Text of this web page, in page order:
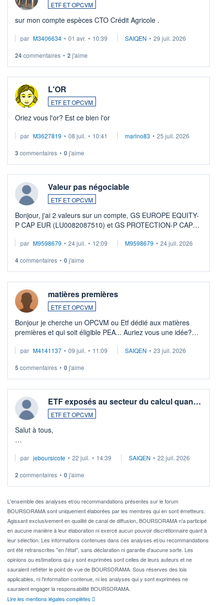
ETF ET OPCVM
sur mon compte espèces CTO Crédit Agricole .
par M3406634 • 01 avr. • 10:39 SAIQEN • 29 juil. 2026
24commentaires • 2 j'aime
L'OR
ETF ET OPCVM
Oriez vous l'or? Est ce bien l'or
par M3627819 • 08 juil. • 10:41 marino83 • 25 juil. 2026
3 commentaires • 0j'aime
Valeur pas négociable
ETF ET OPCVM
Bonjour, j'ai 2 valeurs sur un compte, GS EUROPE EQUITY-
P CAP EUR (LU0082087510) et GS PROTECTION-P CAP
veux procéder à la vente, on me signale ...
par M9598679 • 24 juil. • 12:09 M9598679 • 24 juil. 2026
4commentaires • 0j'aime
matières premières
ETF ET OPCVM
Bonjour je cherche un OPCVM ou Etf dédié aux matières
premières et qui soit éligible PEA... Auriez vous une idée?
par M4141137 • 09 juil. • 11:09 SAIQEN • 23 juil. 2026
5 commentaires • 0j'aime
ETF exposés au secteur du calcul quan…
ETF ET OPCVM
Salut à tous,
via un ETF plutôt que des actions individuelles.
Idéalement, je voudrais qu'il soit éligible au PEA.
Pour l' ...
par jeboursicote • 22 juil. • 14:39 SAIQEN • 22 juil. 2026
2 commentaires • 0j'aime
L'ensemble des analyses et/ou recommandations présentes sur le forum
BOURSORAMA sont uniquement élaborées par les membres qui en sont émetteurs.
Agissant exclusivement en qualité de canal de diffusion, BOURSORAMA n'a participé
en aucune manière à leur élaboration ni exercé aucun pouvoir discrétionnaire quant à
leur sélection. Les informations contenues dans ces analyses et/ou recommandations
ont été retranscrites "en l'état", sans déclaration ni garantie d'aucune sorte. Les
opinions ou estimations qui y sont exprimées sont celles de leurs auteurs et ne
sauraient refléter le point de vue de BOURSORAMA. Sous réserves des lois
applicables, ni l'information contenue, ni les analyses qui y sont exprimées ne
sauraient engager la responsabilité BOURSORAMA.
Lire les mentions légales complètes